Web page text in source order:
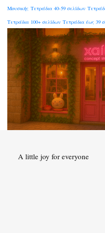
Μουσικής Τετράδια 40-59 σελίδων
Τετράδια 100+ σελίδων Τετράδια έως 39
A little joy for everyone